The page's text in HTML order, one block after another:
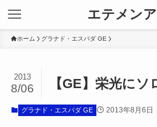
エテメン
ホーム グラナド・エスパダ GE
【GE】栄光にソ
2013
8/06
グラナド・エスパダ GE 2013年8月6日